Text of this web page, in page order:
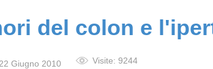
del colon e
Giugno 2010 Visite: 9244